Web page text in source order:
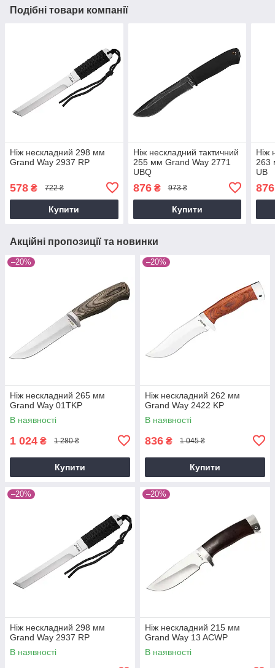
Подібні товари компанії
Ніж нескладний 298 мм
Grand Way 2937 RP
578 ₴ 722 ₴
Купити
Ніж нескладний тактичний
255 мм Grand Way 2771
UBQ
876₴ 973 ₴
Купити
Ніж
263
UB
876
Акційні пропозиції та новинки
–20%
Ніж нескладний 265 мм
Grand Way 01TKP
В наявності
1 024 ₴ 1 280 ₴
Купити
–20%
Ніж нескладний 262 мм
Grand Way 2422 KP
В наявності
836 ₴ 1 045 ₴
Купити
–20%
Ніж нескладний 298 мм
Grand Way 2937 RP
В наявності
–20%
Ніж нескладний 215 мм
Grand Way 13 ACWP
В наявності